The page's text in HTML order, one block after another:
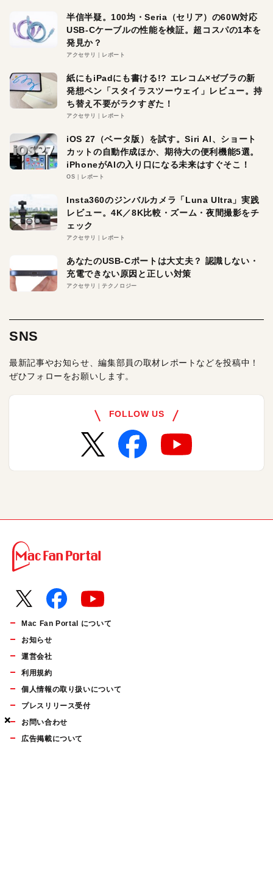
×
×
×
半信半疑。100均・Seria（セリア）の60W対応
USB-Cケーブルの性能を検証。超コスパの1本を
発見か？
アクセサリ レポート
紙にもiPadにも書ける!? エレコム×ゼブラの新
発想ペン「スタイラスツーウェイ」レビュー。持
ち替え不要がラクすぎた！
アクセサリ レポート
iOS 27（ベータ版）を試す。Siri AI、ショート
カットの自動作成ほか、期待大の便利機能5選。
iPhoneがAIの入り口になる未来はすぐそこ！
OS レポート
Insta360のジンバルカメラ「Luna Ultra」実践
レビュー。4K／8K比較・ズーム・夜間撮影をチ
ェック
アクセサリ レポート
あなたのUSB-Cポートは大丈夫？ 認識しない・
充電できない原因と正しい対策
アクセサリ テクノロジー
SNS
最新記事やお知らせ、編集部員の取材レポートなどを投稿中！
ぜひフォローをお願いします。
FOLLOW US
Mac Fan Portal について
お知らせ
運営会社
利用規約
個人情報の取り扱いについて
プレスリリース受付
お問い合わせ
広告掲載について